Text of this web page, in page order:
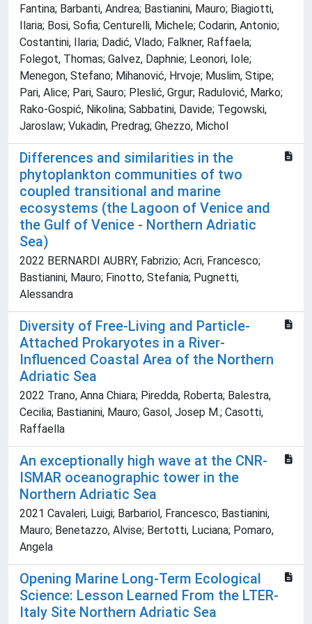
Fantina; Barbanti, Andrea; Bastianini, Mauro; Biagiotti,
Ilaria; Bosi, Sofia; Centurelli, Michele; Codarin, Antonio;
Costantini, Ilaria; Dadić, Vlado; Falkner, Raffaela;
Folegot, Thomas; Galvez, Daphnie; Leonori, Iole;
Menegon, Stefano; Mihanović, Hrvoje; Muslim, Stipe;
Pari, Alice; Pari, Sauro; Pleslić, Grgur; Radulović, Marko;
Rako-Gospić, Nikolina; Sabbatini, Davide; Tegowski,
Jaroslaw; Vukadin, Predrag; Ghezzo, Michol
Differences and similarities in the
phytoplankton communities of two
coupled transitional and marine
ecosystems (the Lagoon of Venice and
the Gulf of Venice - Northern Adriatic
Sea)
2022 BERNARDI AUBRY, Fabrizio; Acri, Francesco;
Bastianini, Mauro; Finotto, Stefania; Pugnetti,
Alessandra
Diversity of Free-Living and Particle-
Attached Prokaryotes in a River-
Influenced Coastal Area of the Northern
Adriatic Sea
2022 Trano, Anna Chiara; Piredda, Roberta; Balestra,
Cecilia; Bastianini, Mauro; Gasol, Josep M.; Casotti,
Raffaella
An exceptionally high wave at the CNR-
ISMAR oceanographic tower in the
Northern Adriatic Sea
2021 Cavaleri, Luigi; Barbariol, Francesco; Bastianini,
Mauro; Benetazzo, Alvise; Bertotti, Luciana; Pomaro,
Angela
Opening Marine Long-Term Ecological
Science: Lesson Learned From the LTER-
Italy Site Northern Adriatic Sea